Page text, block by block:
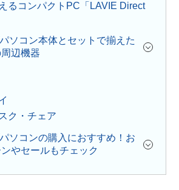
るコンパクトPC「LAVIE Direct
ソコン本体とセットで揃えた
辺機器
ク・チェア
ソコンの購入におすすめ！お
やセールもチェック